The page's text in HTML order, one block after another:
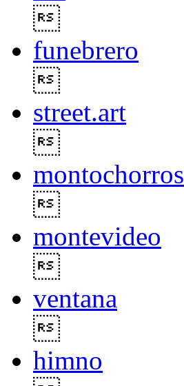
funebrero
street.art
montochorros
montevideo
ventana
himno